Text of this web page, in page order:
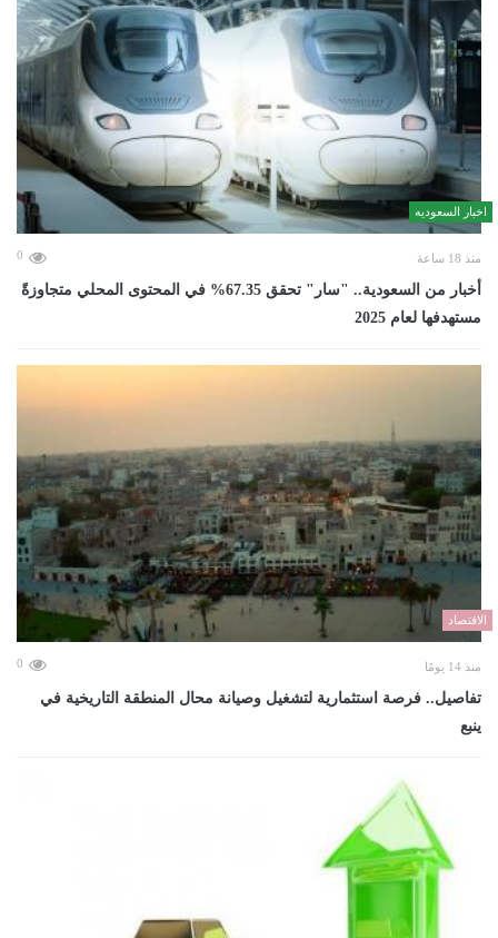
اخبار السعوديه
منذ 18 ساعة 0
أخبار من السعودية.. "سار" تحقق 67.35% في المحتوى المحلي متجاوزةً
مستهدفها لعام 2025
الاقتصاد
منذ 14 يومًا 0
تفاصيل.. فرصة استثمارية لتشغيل وصيانة محال المنطقة التاريخية في
ينبع